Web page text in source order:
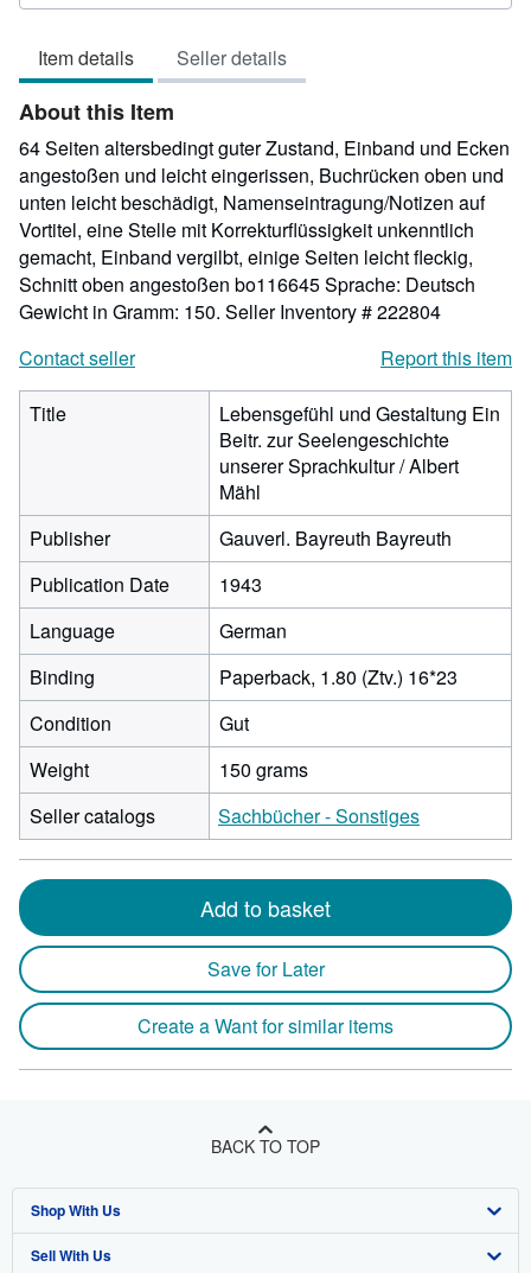
5
stars
Item details Seller details
About this Item
64 Seiten altersbedingt guter Zustand, Einband und Ecken
angestoßen und leicht eingerissen, Buchrücken oben und
unten leicht beschädigt, Namenseintragung/Notizen auf
Vortitel, eine Stelle mit Korrekturflüssigkeit unkenntlich
gemacht, Einband vergilbt, einige Seiten leicht fleckig,
Schnitt oben angestoßen bo116645 Sprache: Deutsch
Gewicht in Gramm: 150. Seller Inventory # 222804
Contact seller
Report this item
Title
Lebensgefühl und Gestaltung Ein
Beitr. zur Seelengeschichte
unserer Sprachkultur / Albert
Mähl
Publisher
Gauverl. Bayreuth Bayreuth
Publication Date
1943
Language
German
Binding
Paperback, 1.80 (Ztv.) 16*23
Condition
Gut
Weight
150 grams
Seller catalogs
Sachbücher - Sonstiges
Add to basket
Save for Later
Create a Want for similar items
BACK TO TOP
Shop With Us
Advanced Search
Sell With Us